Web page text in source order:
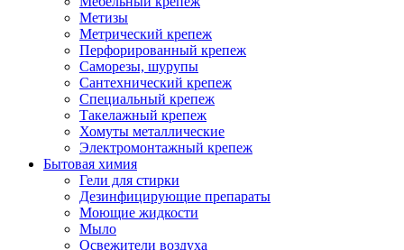
Метизы
Метрический крепеж
Перфорированный крепеж
Саморезы, шурупы
Сантехнический крепеж
Специальный крепеж
Такелажный крепеж
Хомуты металлические
Электромонтажный крепеж
Бытовая химия
Гели для стирки
Дезинфицирующие препараты
Моющие жидкости
Мыло
Освежители воздуха